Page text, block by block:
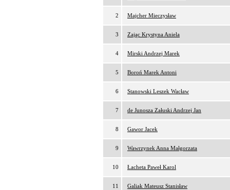
2 Majcher Mieczysław
3 Zając Krystyna Aniela
4 Mirski Andrzej Marek
5 Boroń Marek Antoni
6 Stanowski Leszek Wacław
7 de Junosza Załuski Andrzej Jan
8 Gawor Jacek
9 Wawrzynek Anna Małgorzata
10 Łacheta Paweł Karol
11 Galiak Mateusz Stanisław